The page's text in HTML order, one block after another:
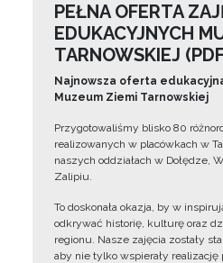
PEŁNA OFERTA
EDUKACYJNYCH
TARNOWSKIEJ
Najnowsza oferta
Muzeum Ziemi Tarnowskiej
Przygotowaliśmy blisko 80
realizowanych w placówkach w
naszych oddziałach w Dołędze,
Zalipiu.
To doskonała okazja, by w
odkrywać historię, kulturę oraz
regionu. Nasze zajęcia zostały
aby nie tylko wspierały realizację